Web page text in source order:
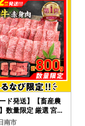
れていることに伴
を超える場合に、
の一時金や損害保険
ますのでご注意くだ
をご覧下さい。
イト)
ード発送】【畜産農
数量限定 厳選 宮崎
焼肉 計800g FN-Li
南市